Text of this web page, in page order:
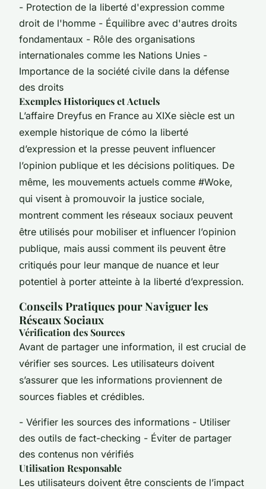
- Protection de la liberté d'expression comme
droit de l'homme - Équilibre avec d'autres droits
fondamentaux - Rôle des organisations
internationales comme les Nations Unies -
Importance de la société civile dans la défense
des droits
Exemples Historiques et Actuels
L’affaire Dreyfus en France au XIXe siècle est un
exemple historique de cómo la liberté
d’expression et la presse peuvent influencer
l’opinion publique et les décisions politiques. De
même, les mouvements actuels comme #Woke,
qui visent à promouvoir la justice sociale,
montrent comment les réseaux sociaux peuvent
être utilisés pour mobiliser et influencer l’opinion
publique, mais aussi comment ils peuvent être
critiqués pour leur manque de nuance et leur
potentiel à porter atteinte à la liberté d’expression.
Conseils Pratiques pour Naviguer les
Réseaux Sociaux
Vérification des Sources
Avant de partager une information, il est crucial de
vérifier ses sources. Les utilisateurs doivent
s’assurer que les informations proviennent de
sources fiables et crédibles.
- Vérifier les sources des informations - Utiliser
des outils de fact-checking - Éviter de partager
des contenus non vérifiés
Utilisation Responsable
Les utilisateurs doivent être conscients de l’impact